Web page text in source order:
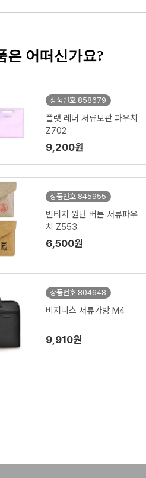
은 어떠신가요?
상품번호 858679
플랫 레더 서류보관 파우치
Z702
9,200원
상품번호 845955
빈티지 원단 버튼 서류파우
치 Z553
6,500원
상품번호 804648
비지니스 서류가방 M4
9,910원